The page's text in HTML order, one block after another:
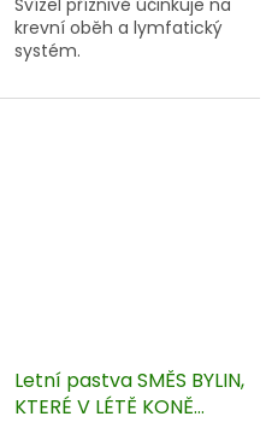
krevní oběh a lymfatický
systém.
Letní pastva SMĚS BYLIN,
KTERÉ V LÉTĚ KONĚ